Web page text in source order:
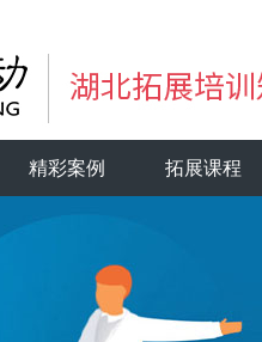
精彩案例 拓展课程